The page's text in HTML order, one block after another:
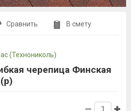
Сравнить В смету
(Технониколь)
черепица Финская